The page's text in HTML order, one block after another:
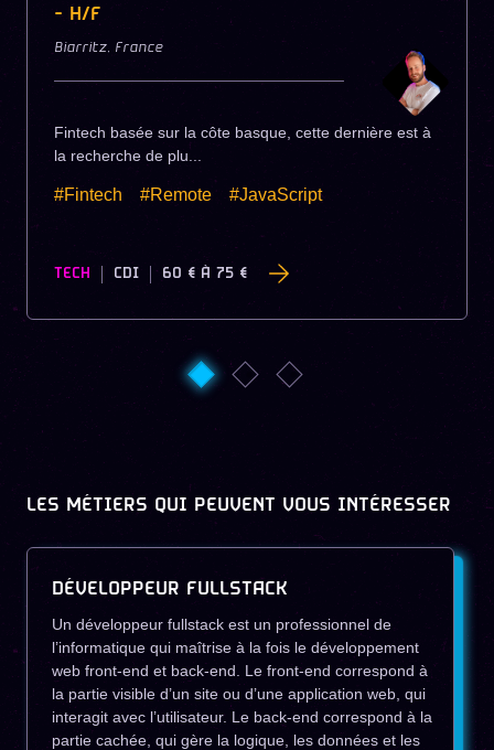
- H/F
Biarritz, France
Fintech basée sur la côte basque, cette dernière est à
la recherche de plu...
#Fintech #Remote #JavaScript
TECH CDI 60 € À 75 €
LES MÉTIERS QUI PEUVENT VOUS INTÉRESSER
DÉVELOPPEUR FULLSTACK
Un développeur fullstack est un professionnel de
l’informatique qui maîtrise à la fois le développement
web front-end et back-end. Le front-end correspond à
la partie visible d’un site ou d’une application web, qui
interagit avec l’utilisateur. Le back-end correspond à la
partie cachée, qui gère la logique, les données et les